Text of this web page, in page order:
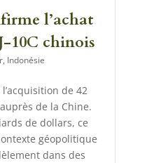
l’achat
10C chinois
, Indonésie
de 42
de la Chine.
de dollars, ce
géopolitique
dans des